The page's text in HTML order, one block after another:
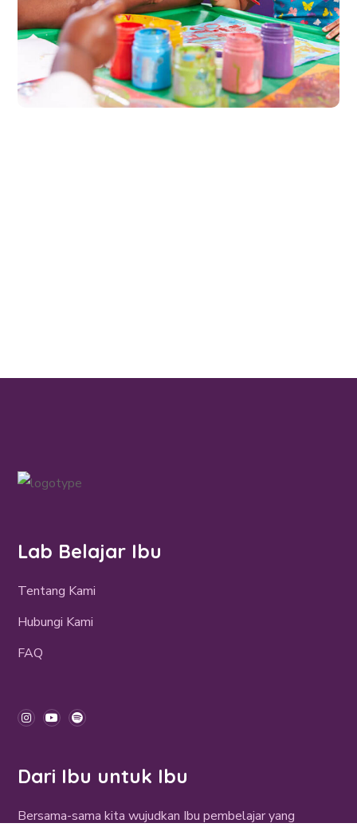
Black Lives Matter
#CHARITY
Lab Belajar Ibu
Tentang Kami
Hubungi Kami
FAQ
Dari Ibu untuk Ibu
Bersama-sama kita wujudkan Ibu pembelajar yang